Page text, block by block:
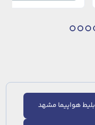
بلیط هواپیما مشهد